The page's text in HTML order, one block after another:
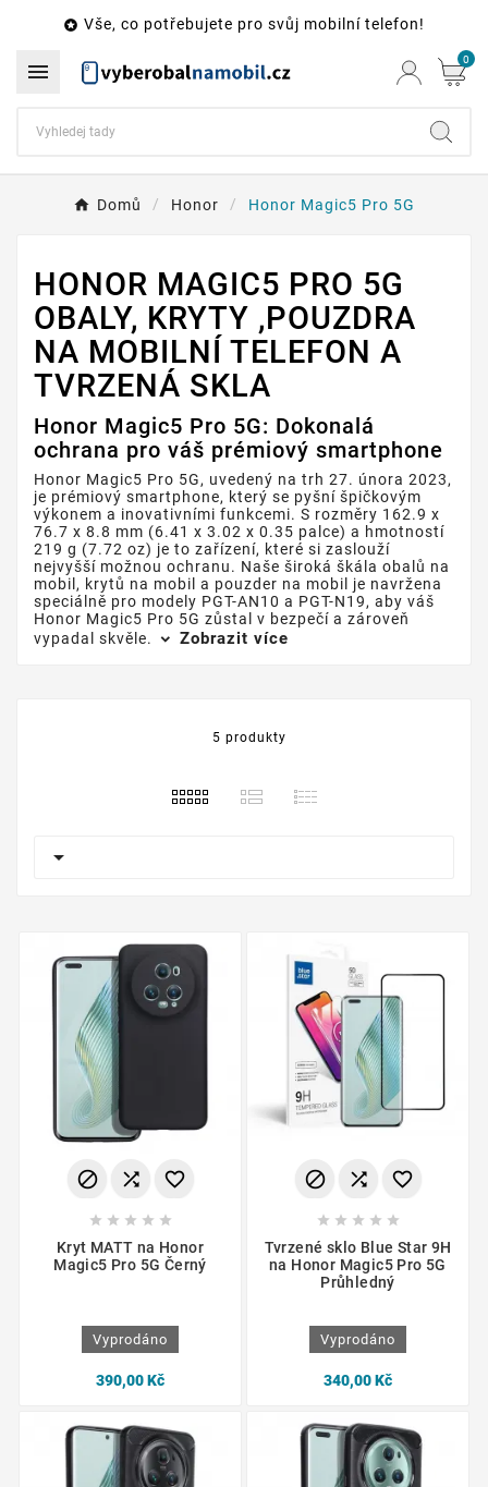
 Vše, co potřebujete pro svůj mobilní telefon!
 0
Domů Honor Honor Magic5 Pro 5G
HONOR MAGIC5 PRO 5G
OBALY, KRYTY ,POUZDRA
NA MOBILNÍ TELEFON A
TVRZENÁ SKLA
Honor Magic5 Pro 5G: Dokonalá
ochrana pro váš prémiový smartphone
Honor Magic5 Pro 5G, uvedený na trh 27. února 2023,
je prémiový smartphone, který se pyšní špičkovým
výkonem a inovativními funkcemi. S rozměry 162.9 x
76.7 x 8.8 mm (6.41 x 3.02 x 0.35 palce) a hmotností
219 g (7.72 oz) je to zařízení, které si zaslouží
nejvyšší možnou ochranu. Naše široká škála obalů na
mobil, krytů na mobil a pouzder na mobil je navržena
speciálně pro modely PGT-AN10 a PGT-N19, aby váš
Honor Magic5 Pro 5G zůstal v bezpečí a zároveň
vypadal skvěle.
Zobrazit více
5 produkty

  
    
Kryt MATT na Honor
Magic5 Pro 5G Černý
Vyprodáno
390,00 Kč
  
    
Tvrzené sklo Blue Star 9H
na Honor Magic5 Pro 5G
Průhledný
Vyprodáno
340,00 Kč